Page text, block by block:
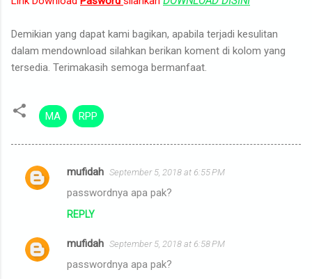
Demikian yang dapat kami bagikan, apabila terjadi kesulitan
dalam mendownload silahkan berikan koment di kolom yang
tersedia. Terimakasih semoga bermanfaat.
MA RPP
C
m
e
mufidah September 5, 2018 at 6:55 PM
passwordnya apa pak?
REPLY
mufidah September 5, 2018 at 6:58 PM
passwordnya apa pak?